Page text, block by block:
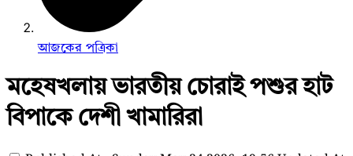
আজকের পত্রিকা
মহেষখলায় ভারতীয় চোরাই পশুর হাট
বিপাকে দেশী খামারিরা